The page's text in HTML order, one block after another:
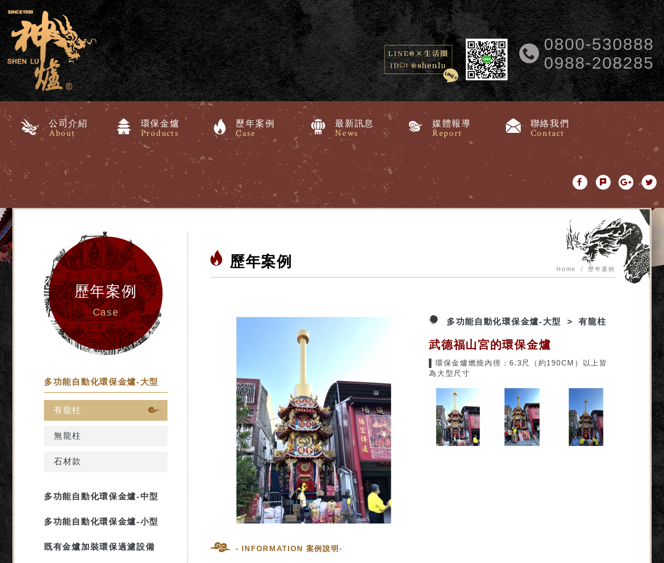
0800-530888
0988-208285
公司介紹
About
環保金爐
Products
歷年案例
Case
最新訊息
News
媒體報導
Report
聯絡我們
Contact
歷年案例
Case
多功能自動化環保金爐-大型
有龍柱
無龍柱
石材款
多功能自動化環保金爐-中型
多功能自動化環保金爐-小型
既有金爐加裝環保過濾設備
歷年案例 Home 歷年案例
多功能自動化環保金爐-大型 有龍柱
武德福山宮的環保金爐
▌環保金爐燃燒內徑：6.3尺（約190CM）以上皆
為大型尺寸
- INFORMATION 案例說明-